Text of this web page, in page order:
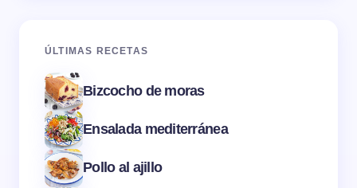
ÚLTIMAS RECETAS
Bizcocho de moras
Ensalada mediterránea
Pollo al ajillo